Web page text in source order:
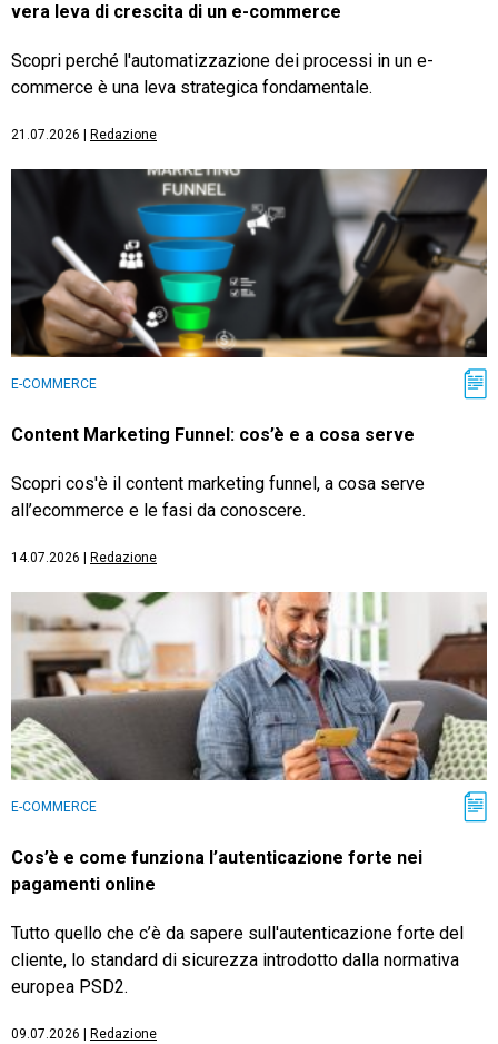
vera leva di crescita di un e-commerce
Scopri perché l'automatizzazione dei processi in un e-
commerce è una leva strategica fondamentale.
21.07.2026 Redazione
E-COMMERCE
Content Marketing Funnel: cos’è e a cosa serve
Scopri cos'è il content marketing funnel, a cosa serve
all’ecommerce e le fasi da conoscere.
14.07.2026 Redazione
E-COMMERCE
Cos’è e come funziona l’autenticazione forte nei
pagamenti online
Tutto quello che c’è da sapere sull'autenticazione forte del
cliente, lo standard di sicurezza introdotto dalla normativa
europea PSD2.
09.07.2026 Redazione